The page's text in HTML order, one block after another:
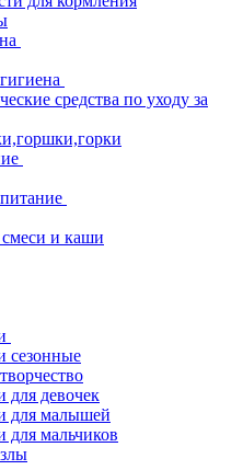
средства по уходу за
смеси и каши
сезонные
для девочек
для малышей
мальчиков